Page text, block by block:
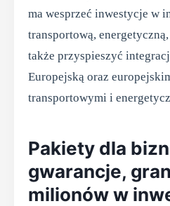
ma wesprzeć inwestycje w
transportową,
także przyspieszyć
Europejską oraz
transportowymi i
Pakiety dla
gwarancje,
milionów w